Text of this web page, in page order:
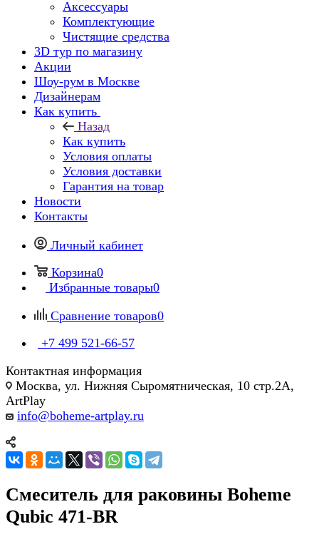
Аксессуары
Комплектующие
Чистящие средства
3D тур по магазину
Акции
Шоу-рум в Москве
Дизайнерам
Как купить
Назад
Как купить
Условия оплаты
Условия доставки
Гарантия на товар
Новости
Контакты
Личный кабинет
Корзина0
Избранные товары0
Сравнение товаров0
+7 499 521-66-57
Контактная информация
Москва, ул. Нижняя Сыромятническая, 10 стр.2А,
ArtPlay
info@boheme-artplay.ru
Смеситель для раковины Boheme
Qubic 471-BR